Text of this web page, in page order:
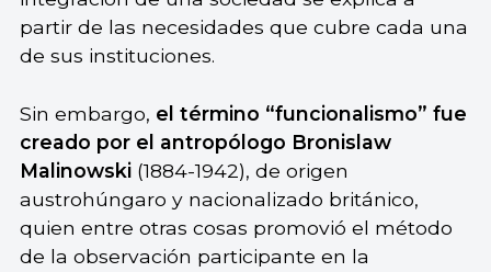
partir de las necesidades que cubre cada una
de sus instituciones.
Sin embargo, el término “funcionalismo” fue
creado por el antropólogo Bronislaw
Malinowski(1884-1942), de origen
austrohúngaro y nacionalizado británico,
quien entre otras cosas promovió el método
de la observación participante en la